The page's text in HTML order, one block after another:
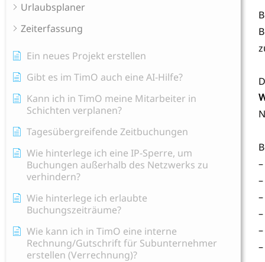
Urlaubsplaner
Zeiterfassung
Ein neues Projekt erstellen
Gibt es im TimO auch eine AI-Hilfe?
Kann ich in TimO meine Mitarbeiter in
Schichten verplanen?
Tagesübergreifende Zeitbuchungen
Wie hinterlege ich eine IP-Sperre, um
Buchungen außerhalb des Netzwerks zu
verhindern?
Wie hinterlege ich erlaubte
Buchungszeiträume?
Wie kann ich in TimO eine interne
Rechnung/Gutschrift für Subunternehmer
erstellen (Verrechnung)?